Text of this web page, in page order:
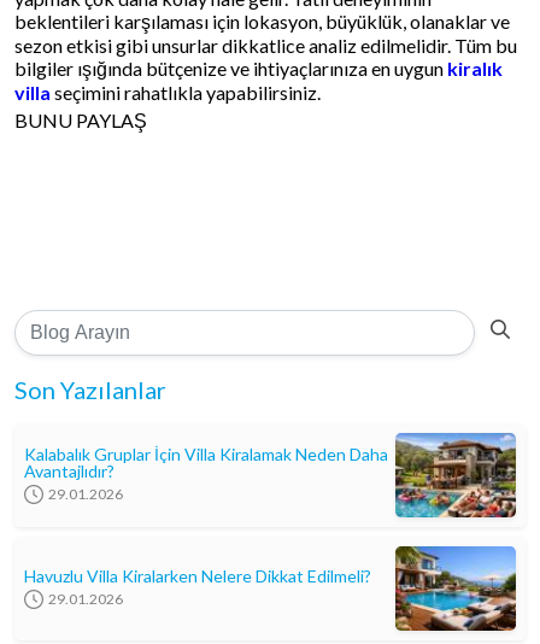
beklentileri karşılaması için lokasyon, büyüklük, olanaklar ve
sezon etkisi gibi unsurlar dikkatlice analiz edilmelidir. Tüm bu
bilgiler ışığında bütçenize ve ihtiyaçlarınıza en uygun kiralık
villa seçimini rahatlıkla yapabilirsiniz.
BUNU PAYLAŞ
Son Yazılanlar
Kalabalık Gruplar İçin Villa Kiralamak Neden Daha
Avantajlıdır?
29.01.2026
Havuzlu Villa Kiralarken Nelere Dikkat Edilmeli?
29.01.2026